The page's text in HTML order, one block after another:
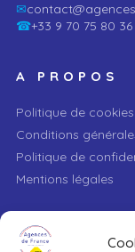
✉
☎+33 9 70 75 80 36
A PROPOS
Politique de
Conditions
Politique de
Mentions légales
VILLE